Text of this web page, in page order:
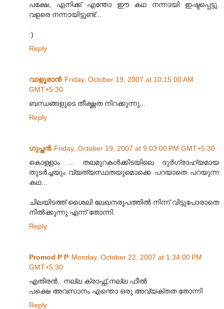
പക്ഷേ, എനിക്ക് എന്തോ ഈ കഥ നന്നായി ഇഷ്ടപ്പെട്ടു.
വളരെ നന്നായിട്ടുണ്ട്...
:)
Reply
വാളൂരാന്‍ Friday, October 19, 2007 at 10:15:00 AM
GMT+5:30
ബന്ധങ്ങളുടെ തീക്ഷ്ണത നിറക്കുന്നു...
Reply
ഗുപ്തന്‍ Friday, October 19, 2007 at 9:03:00 PM GMT+5:30
കൊള്ളാം ... തലമുറകള്‍ക്കിടയിലെ ദുര്‍ഗ്രാഹ്യമായ
തുടര്‍ച്ചയും വ്യത്യസ്ഥതയുമൊക്കെ പറയാതെ പറയുന്ന
കഥ...
ചിലയിടത്ത് ശൈലി ലേഖനരൂപത്തില്‍ നിന്ന് വിട്ടുപോരാതെ
നില്‍ക്കുന്നു എന്ന് തോന്നി.
Reply
Promod P P Monday, October 22, 2007 at 1:34:00 PM
GMT+5:30
എതിരന്‍.. നല്ല ക്രാഫ്റ്റ്,നല്ല ഫീല്‍
പക്ഷെ അവസാനം എന്തൊ ഒരു അവ്യക്തത തോന്നി
Reply